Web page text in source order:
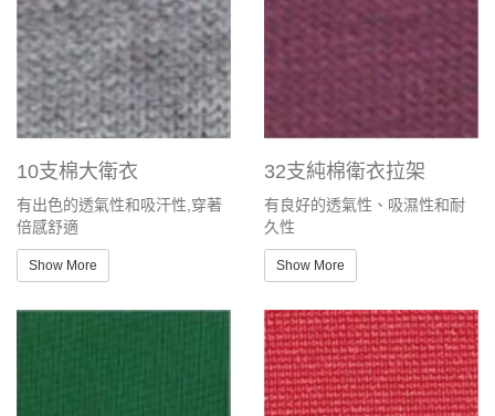
10支棉大衛衣
有出色的透氣性和吸汗性,穿著
倍感舒適
Show More
32支純棉衛衣拉架
有良好的透氣性、吸濕性和耐
久性
Show More